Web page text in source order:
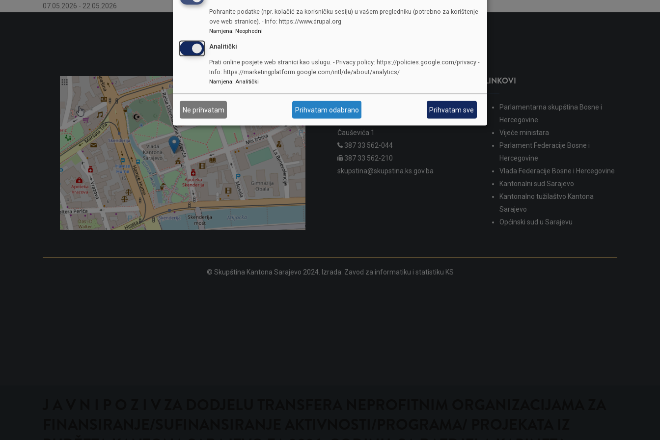
07.05.2026 - 22.05.2026
SKUPŠTINA
Adresa: Sarajevo, Reisa Džemaludina
Čauševića 1
387 33 562-044
387 33 562-210
skupstina@skupstina.ks.gov.ba
LINKOVI
Parlamentarna skupština Bosne i
Hercegovine
Vijeće ministara
Parlament Federacije Bosne i
Hercegovine
Vlada Federacije Bosne i Hercegovine
Kantonalni sud Sarajevo
Kantonalno tužilaštvo Kantona
Sarajevo
Općinski sud u Sarajevu
© Skupština Kantona Sarajevo 2024. Izrada: Zavod za informatiku i statistiku KS
Pohranite podatke (npr. kolačić za korisničku sesiju) u vašem pregledniku (potrebno za korištenje
ove web stranice). - Info: https://www.drupal.org
Namjena: Neophodni
Analitički
Prati online posjete web stranici kao uslugu. - Privacy policy: https://policies.google.com/privacy -
Info: https://marketingplatform.google.com/intl/de/about/analytics/
Namjena: Analitički
Ne prihvatam Prihvatam odabrano Prihvatam sve